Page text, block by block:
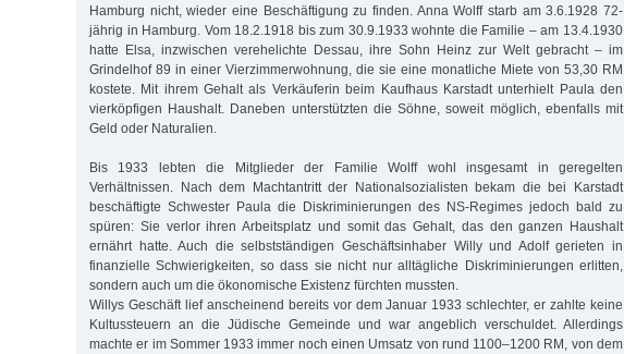
Hamburg nicht, wieder eine Beschäftigung zu finden. Anna Wolff starb am 3.6.1928 72-
jährig in Hamburg. Vom 18.2.1918 bis zum 30.9.1933 wohnte die Familie – am 13.4.1930
hatte Elsa, inzwischen verehelichte Dessau, ihre Sohn Heinz zur Welt gebracht – im
Grindelhof 89 in einer Vierzimmerwohnung, die sie eine monatliche Miete von 53,30 RM
kostete. Mit ihrem Gehalt als Verkäuferin beim Kaufhaus Karstadt unterhielt Paula den
vierköpfigen Haushalt. Daneben unterstützten die Söhne, soweit möglich, ebenfalls mit
Geld oder Naturalien.
Bis 1933 lebten die Mitglieder der Familie Wolff wohl insgesamt in geregelten
Verhältnissen. Nach dem Machtantritt der Nationalsozialisten bekam die bei Karstadt
beschäftigte Schwester Paula die Diskriminierungen des NS-Regimes jedoch bald zu
spüren: Sie verlor ihren Arbeitsplatz und somit das Gehalt, das den ganzen Haushalt
ernährt hatte. Auch die selbstständigen Geschäftsinhaber Willy und Adolf gerieten in
finanzielle Schwierigkeiten, so dass sie nicht nur alltägliche Diskriminierungen erlitten,
sondern auch um die ökonomische Existenz fürchten mussten.
Willys Geschäft lief anscheinend bereits vor dem Januar 1933 schlechter, er zahlte keine
Kultussteuern an die Jüdische Gemeinde und war angeblich verschuldet. Allerdings
machte er im Sommer 1933 immer noch einen Umsatz von rund 1100–1200 RM, von dem